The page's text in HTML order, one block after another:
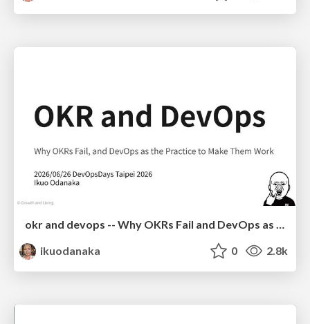
okr and devops -- Why OKRs Fail and DevOps as the Practice to Make Them Work
ikuodanaka
0 2.8k